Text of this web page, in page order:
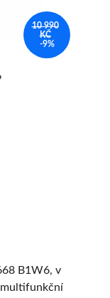
10 990
KČ
-9%
B1W6, v
multifunkční